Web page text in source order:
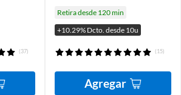
(37)
Retira desde 120 min
+10.29% Dcto. desde 10u
(15)
Agregar